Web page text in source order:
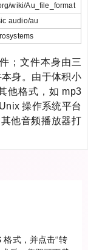
wiki/Au_file_format
audio/au
；文件本身由三
身。由于体积小
他格式，如 mp3
操作系统平台
他音频播放器打
式，并点击“转